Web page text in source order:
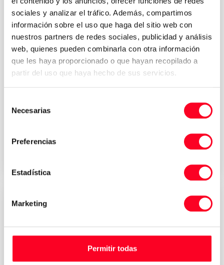
sociales y analizar el tráfico. Además, compartimos
información sobre el uso que haga del sitio web con
nuestros partners de redes sociales, publicidad y análisis
web, quienes pueden combinarla con otra información
que les haya proporcionado o que hayan recopilado a
partir del uso que haya hecho de sus servicios.
Necesarias
Preferencias
Estadística
Marketing
Permitir todas
WTS-150